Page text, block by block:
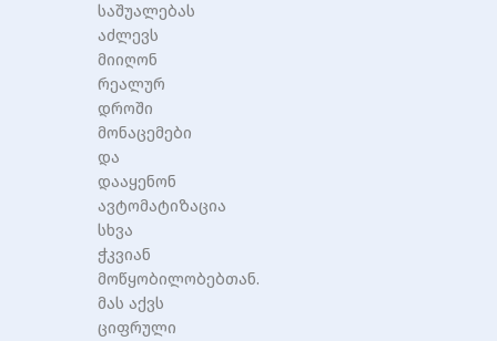
საშუალებას
აძლევს
მიიღონ
რეალურ
დროში
მონაცემები
და
დააყენონ
ავტომატიზაცია
სხვა
ჭკვიან
მოწყობილობებთან.
მას აქვს
ციფრული